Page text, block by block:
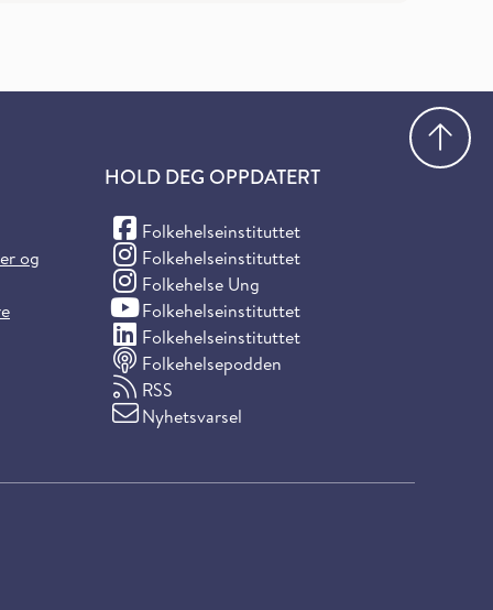
og
HOLD DEG OPPDATERT
Folkehelseinstituttet
(Facebook)
Folkehelseinstituttet
(Instagram)
Folkehelse Ung
(Instagram)
Folkehelseinstituttet
(YouTube)
Folkehelseinstituttet
(LinkedIn)
Folkehelsepodden
RSS
Nyhetsvarsel